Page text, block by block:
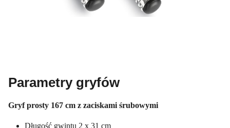
Parametry gryfów
Gryf prosty 167 cm z zaciskami śrubowymi
Długość gwintu 2 x 31 cm